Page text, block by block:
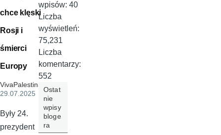
chce klęski
Rosji i
śmierci
Europy
VivaPalestina
29.07.2025
Były 24.
prezydent
wpisów: 40
Liczba
wyświetleń:
75,231
Liczba
komentarzy:
552
Ostat
nie
wpisy
bloge
ra